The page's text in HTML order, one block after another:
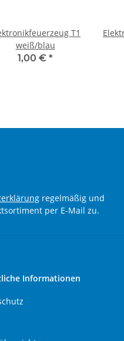
T1
weiß/blau
1,00 € *
regelmäßig und
per E-Mail zu.
Informationen